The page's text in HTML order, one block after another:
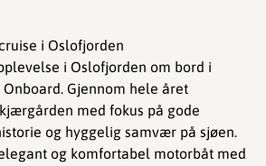
i Oslofjorden
i Oslofjorden om bord i
Onboard. Gjennom hele året
med fokus på gode
og hyggelig samvær på sjøen.
og komfortabel motorbåt med